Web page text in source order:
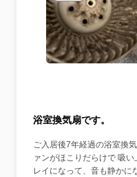
浴室換気扇です。
ご入居後7年経過の浴室換
ァンがほこりだらけで 吸
レイになって、音も静かに